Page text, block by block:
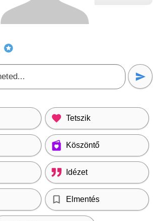
Tetszik
Köszöntő
Idézet
Elmentés